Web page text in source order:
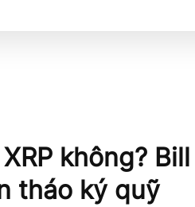
không? Bill
tháo ký quỹ